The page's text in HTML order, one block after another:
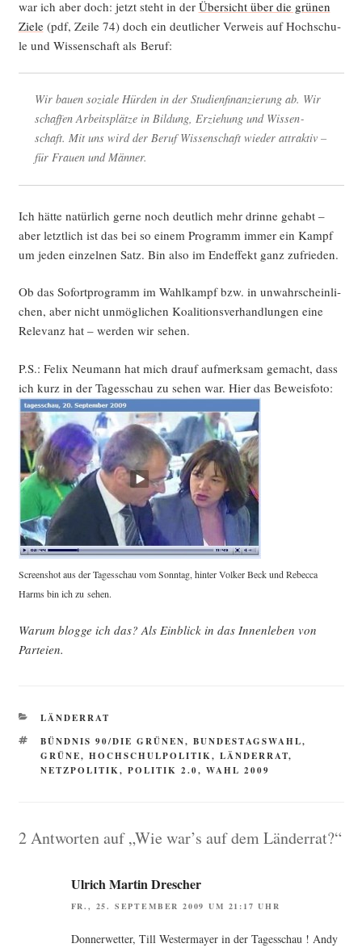
war ich aber doch: jetzt steht in der Über­sicht über die grü­nen
Zie­le(pdf, Zei­le 74) doch ein deut­li­cher Ver­weis auf Hoch­schu­
le und Wis­sen­schaft als Beruf:
Wir bau­en sozia­le Hür­den in der Stu­di­en­fi­nan­zie­rung ab. Wir
schaf­fen Arbeits­plät­ze in Bil­dung, Erzie­hung und Wis­sen­
schaft. Mit uns wird der Beruf Wis­sen­schaft wie­der attrak­tiv –
für Frau­en und Männer.
Ich hät­te natür­lich ger­ne noch deut­lich mehr drin­ne gehabt –
aber letzt­lich ist das bei so einem Pro­gramm immer ein Kampf
um jeden ein­zel­nen Satz. Bin also im End­ef­fekt ganz zufrieden.
Ob das Sofort­pro­gramm im Wahl­kampf bzw. in unwahr­schein­li­
chen, aber nicht unmög­li­chen Koali­ti­ons­ver­hand­lun­gen eine
Rele­vanz hat – wer­den wir sehen.
P.S.: Felix Neu­mann hat mich drauf auf­merk­sam gemacht, dass
ich kurz in der Tages­schau zu sehen war. Hier das Beweisfoto:
Screen­shot aus der Tages­schau vom Sonn­tag, hin­ter Vol­ker Beck und Rebec­ca
Harms bin ich zu sehen.
War­um blog­ge ich das? Als Ein­blick in das Innen­le­ben von
Parteien.
KATEGORIEN
LÄNDERRAT
SCHLAGWÖRTER
BÜNDNIS 90/DIE GRÜNEN, BUNDESTAGSWAHL,
GRÜNE, HOCHSCHULPOLITIK, LÄNDERRAT,
NETZPOLITIK, POLITIK 2.0, WAHL 2009
2 Antworten auf „Wie war’s auf dem Länderrat?“
Ulrich Martin Drescher
FR., 25. SEPTEMBER 2009 UM 21:17 UHR
Don­ner­wet­ter, Till Wes­ter­may­er in der Tages­schau ! Andy